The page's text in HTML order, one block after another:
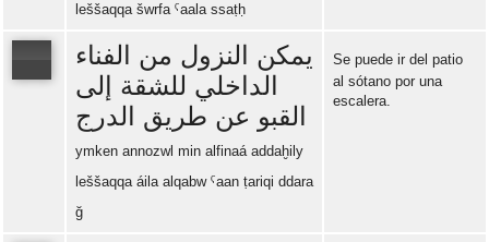
leššaqqa šwrfa ˁaala ssaṭḥ
يمكن النزول من الفناء
الداخلي للشقة إلى
القبو عن طريق الدرج
ymken annozwl min alfinaá addaḫily
leššaqqa áila alqabw ˁaan ṭariqi ddara
ğ
Se puede ir del patio
al sótano por una
escalera.